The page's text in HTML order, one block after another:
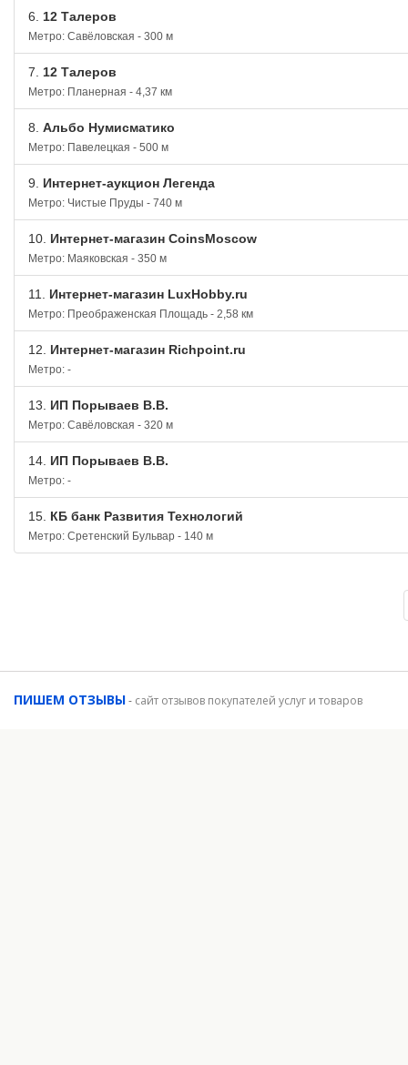
6. 12 Талеров
Метро: Савёловская - 300 м
7. 12 Талеров
Метро: Планерная - 4,37 км
8. Альбо Нумисматико
Метро: Павелецкая - 500 м
9. Интернет-аукцион Легенда
Метро: Чистые Пруды - 740 м
10. Интернет-магазин CoinsMoscow
Метро: Маяковская - 350 м
11. Интернет-магазин LuxHobby.ru
Метро: Преображенская Площадь - 2,58 км
12. Интернет-магазин Richpoint.ru
Метро: -
13. ИП Порываев В.В.
Метро: Савёловская - 320 м
14. ИП Порываев В.В.
Метро: -
15. КБ банк Развития Технологий
Метро: Сретенский Бульвар - 140 м
ПИШЕМ ОТЗЫВЫ- сайт отзывов покупателей услуг и товаров